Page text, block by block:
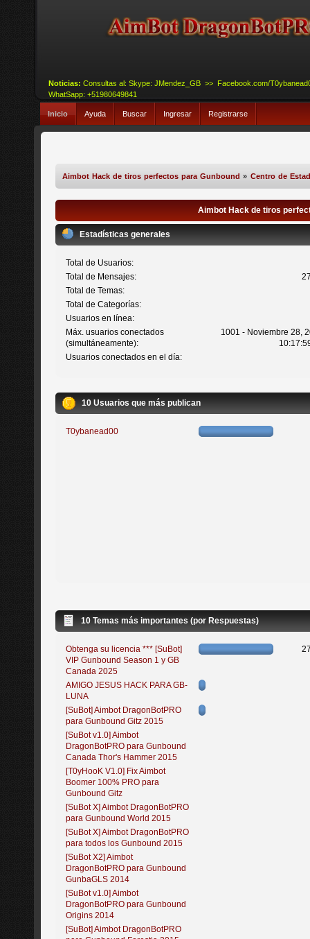
Noticias: Consultas al: Skype: JMendez_GB >> Facebook.com/
WhatSapp: +51980649841
Inicio Ayuda Buscar Ingresar Registrarse
Aimbot Hack de tiros perfectos para Gunbound » Centro de
Aimbot Hack de tiros
Estadísticas generales
Total de Usuarios:
Total de Mensajes:
Total de Temas:
Total de Categorías:
Usuarios en línea:
Máx. usuarios conectados
(simultáneamente):
1001 - Noviembre 28,
Usuarios conectados en el día:
10 Usuarios que más publican
T0ybanead00
10 Temas más importantes (por Respuestas)
Obtenga su licencia *** [SuBot]
VIP Gunbound Season 1 y GB
Canada 2025
AMIGO JESUS HACK PARA GB-
LUNA
[SuBot] Aimbot DragonBotPRO
para Gunbound Gitz 2015
[SuBot v1.0] Aimbot
DragonBotPRO para Gunbound
Canada Thor's Hammer 2015
[T0yHooK V1.0] Fix Aimbot
Boomer 100% PRO para
Gunbound Gitz
[SuBot X] Aimbot DragonBotPRO
para Gunbound World 2015
[SuBot X] Aimbot DragonBotPRO
para todos los Gunbound 2015
[SuBot X2] Aimbot
DragonBotPRO para Gunbound
GunbaGLS 2014
[SuBot v1.0] Aimbot
DragonBotPRO para Gunbound
Origins 2014
[SuBot] Aimbot DragonBotPRO